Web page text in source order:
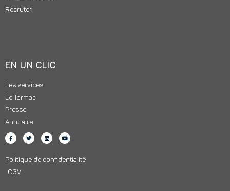
Recruter
EN UN CLIC
Les services
Le Tarmac
Presse
Annuaire
Politique de confidentialité
CGV